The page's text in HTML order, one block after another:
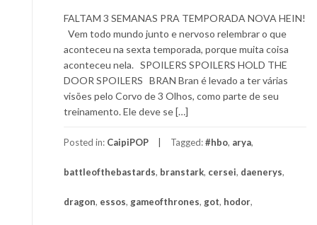
FALTAM 3 SEMANAS PRA TEMPORADA NOVA HEIN!
Vem todo mundo junto e nervoso relembrar o que
aconteceu na sexta temporada, porque muita coisa
aconteceu nela. SPOILERS SPOILERS HOLD THE
DOOR SPOILERS BRAN Bran é levado a ter várias
visões pelo Corvo de 3 Olhos, como parte de seu
treinamento. Ele deve se […]
Posted in: CaipiPOP Tagged:#hbo, arya,
battleofthebastards, branstark, cersei, daenerys,
dragon, essos, gameofthrones, got, hodor,